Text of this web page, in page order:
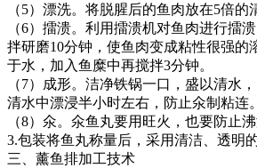
（5）漂洗。将脱腥后的鱼肉放在5倍的
（6）擂溃。利用擂溃机对鱼肉进行擂
拌研磨10分钟，使鱼肉变成粘性很强的
于水，加入鱼糜中再搅拌3分钟。
（7）成形。洁净铁锅一口，盛以清水
清水中漂浸半小时左右，防止氽制粘连。
（8）氽。氽鱼丸要用旺火，也要防止
3.包装将鱼丸称量后，采用清洁、透明
三、薰鱼排加工技术